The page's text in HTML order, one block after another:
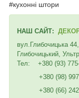
#кухонні штори
НАШ САЙТ:
вул.Глибочицька
Глибочицький,
Тел: +380 (93)
+380 (98) 997-
+380 (66) 242-